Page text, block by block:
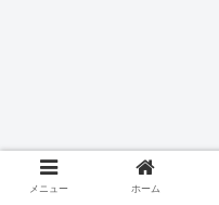
メニュー ホーム